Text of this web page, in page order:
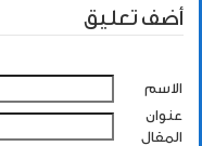
أضف تعليق
الاسم
عنوان
المقال